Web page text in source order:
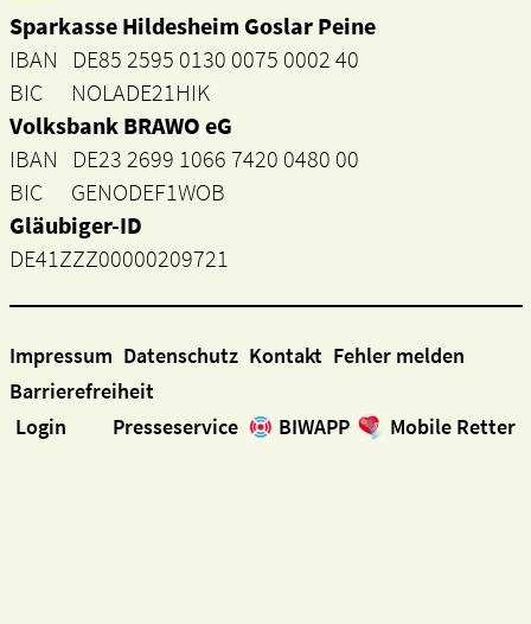
Sparkasse Hildesheim Goslar Peine
IBAN DE85 2595 0130 0075 0002 40
BIC NOLADE21HIK
Volksbank BRAWO eG
IBAN DE23 2699 1066 7420 0480 00
BIC GENODEF1WOB
Gläubiger-ID
DE41ZZZ00000209721
Impressum Datenschutz Kontakt Fehler melden
Barrierefreiheit
Login
Presseservice BIWAPP Mobile Retter